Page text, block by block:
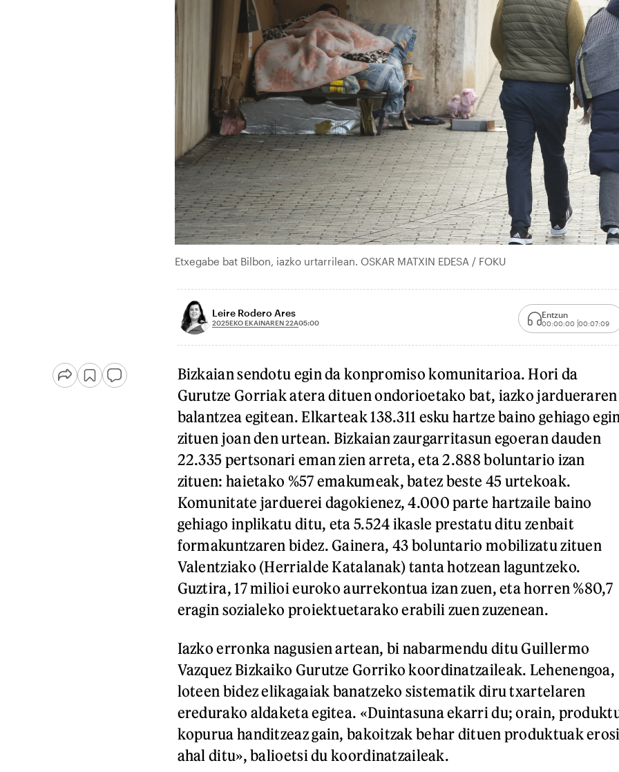
Etxegabe bat Bilbon, iazko urtarrilean. OSKAR MATXIN EDESA / FOKU
Leire Rodero Ares
2025EKO EKAINAREN 22A05:00
Entzun
00:00:00 00:07:09
Bizkaian sendotu egin da konpromiso komunitarioa. Hori da
Gurutze Gorriak atera dituen ondorioetako bat, iazko jardueraren
balantzea egitean. Elkarteak 138.311 esku hartze baino gehiago
zituen joan den urtean. Bizkaian zaurgarritasun egoeran dauden
22.335 pertsonari eman zien arreta, eta 2.888 boluntario izan
zituen: haietako %57 emakumeak, batez beste 45 urtekoak.
Komunitate jarduerei dagokienez, 4.000 parte hartzaile baino
gehiago inplikatu ditu, eta 5.524 ikasle prestatu ditu zenbait
formakuntzaren bidez. Gainera, 43 boluntario mobilizatu zituen
Valentziako (Herrialde Katalanak) tanta hotzean laguntzeko.
Guztira, 17 milioi euroko aurrekontua izan zuen, eta horren %80,7
eragin sozialeko proiektuetarako erabili zuen zuzenean.
Iazko erronka nagusien artean, bi nabarmendu ditu Guillermo
Vazquez Bizkaiko Gurutze Gorriko koordinatzaileak. Lehenengoa,
loteen bidez elikagaiak banatzeko sistematik diru txartelaren
eredurako aldaketa egitea. «Duintasuna ekarri du; orain,
kopurua handitzeaz gain, bakoitzak behar dituen produktuak
ahal ditu», balioetsi du koordinatzaileak.